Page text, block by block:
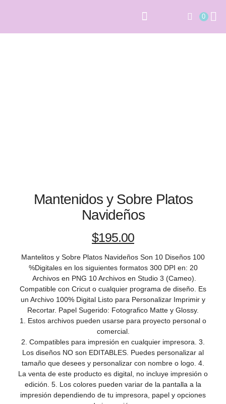
0
Mantenidos y Sobre Platos
Navideños
$195.00
Mantelitos y Sobre Platos Navideños Son 10 Diseños 100
%Digitales en los siguientes formatos 300 DPI en: 20
Archivos en PNG 10 Archivos en Studio 3 (Cameo).
Compatible con Cricut o cualquier programa de diseño. Es
un Archivo 100% Digital Listo para Personalizar Imprimir y
Recortar. Papel Sugerido: Fotografico Matte y Glossy.
1. Estos archivos pueden usarse para proyecto personal o
comercial.
2. Compatibles para impresión en cualquier impresora. 3.
Los diseños NO son EDITABLES. Puedes personalizar al
tamaño que desees y personalizar con nombre o logo. 4.
La venta de este producto es digital, no incluye impresión o
edición. 5. Los colores pueden variar de la pantalla a la
impresión dependiendo de tu impresora, papel y opciones